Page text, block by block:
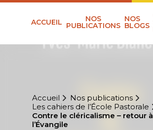
ACCUEIL NOS
PUBLICATIONS
NOS
BLOGS
Accueil
Nos publications
Les cahiers de l’École Pastorale
Contre le cléricalisme – retour à
l’Évangile